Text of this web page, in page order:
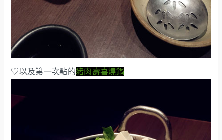
♡以及第一次點的豬肉壽喜燒鍋